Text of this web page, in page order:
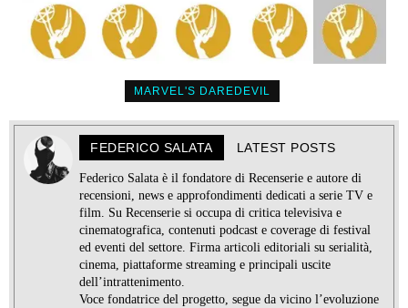
MARVEL'S DAREDEVIL
FEDERICO SALATA LATEST POSTS
Federico Salata è il fondatore di Recenserie e autore di
recensioni, news e approfondimenti dedicati a serie TV e
film. Su Recenserie si occupa di critica televisiva e
cinematografica, contenuti podcast e coverage di festival
ed eventi del settore. Firma articoli editoriali su serialità,
cinema, piattaforme streaming e principali uscite
dell’intrattenimento.
Voce fondatrice del progetto, segue da vicino l’evoluzione